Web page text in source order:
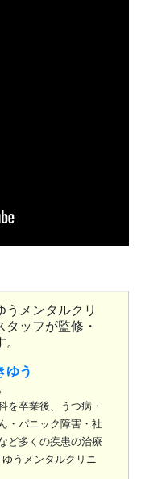
うメンタルクリ
ッフが監修・
ゆう
を卒業後、うつ病・
・パニック障害・社
ど多くの疾患の治療
うメンタルクリニ